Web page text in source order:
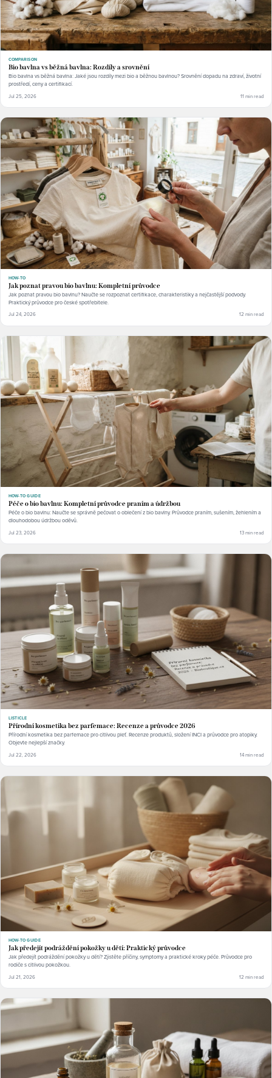
COMPARISON
Bio bavlna vs běžná bavlna: Rozdíly a srovnění
Bio bavlna vs běžná bavlna: Jaké jsou rozdíly mezi bio a běžnou bavlnou? Srovnění dopadu na zdraví, životní
prostředí, ceny a certifikací.
Jul 25, 2026 11 min read
HOW-TO
Jak poznat pravou bio bavlnu: Kompletní průvodce
Jak poznat pravou bio bavlnu? Naučte se rozpoznat certifikace, charakteristiky a nejčastější podvody.
Praktický průvodce pro české spotřebitele.
Jul 24, 2026 12 min read
HOW-TO GUIDE
Péče o bio bavlnu: Kompletní průvodce praním a údržbou
Péče o bio bavlnu: Naučte se správně pečovat o oblečení z bio bavlny. Průvodce praním, sušením, žehlením a
dlouhodobou údržbou oděvů.
Jul 23, 2026 13 min read
LISTICLE
Přírodní kosmetika bez parfemace: Recenze a průvodce 2026
Přírodní kosmetika bez parfemace pro citlivou pleť. Recenze produktů, složení INCI a průvodce pro atopiky.
Objevte nejlepší značky.
Jul 22, 2026 14 min read
HOW-TO GUIDE
Jak předejít podráždění pokožky u dětí: Praktický průvodce
Jak předejít podráždění pokožky u dětí? Zjistěte příčiny, symptomy a praktické kroky péče. Průvodce pro
rodiče s citlivou pokožkou.
Jul 21, 2026 12 min read